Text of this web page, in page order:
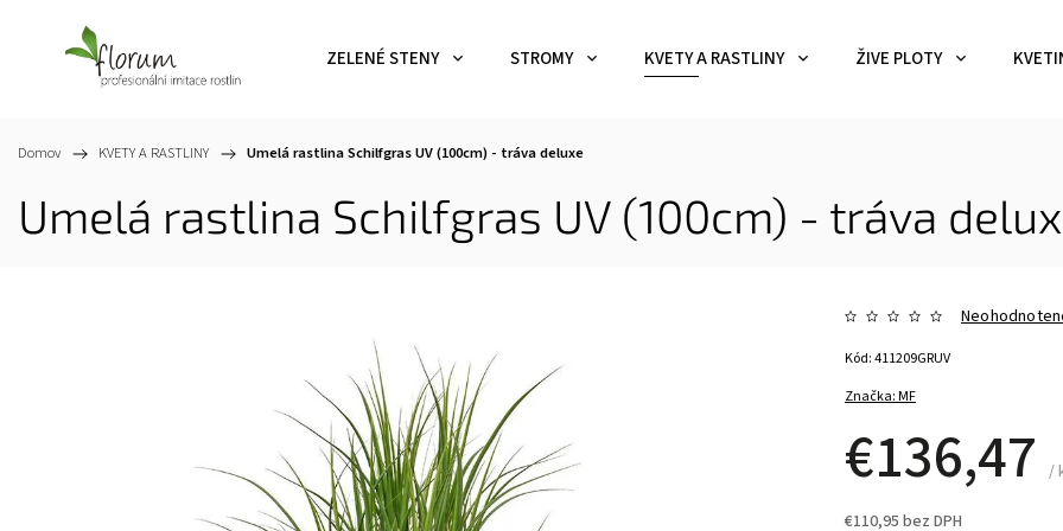
ZELENÉ STENY STROMY KVETY A RASTLINY ŽIVE PLOTY
Domov / KVETY A RASTLINY / Umelá rastlina Schilfgras UV (100cm) - tráva deluxe
Umelá rastlina Schilfgras UV (100cm) - tráva
Značka:MF
€136,47/
€110,95 bez DPH
Kód:411209GRUV